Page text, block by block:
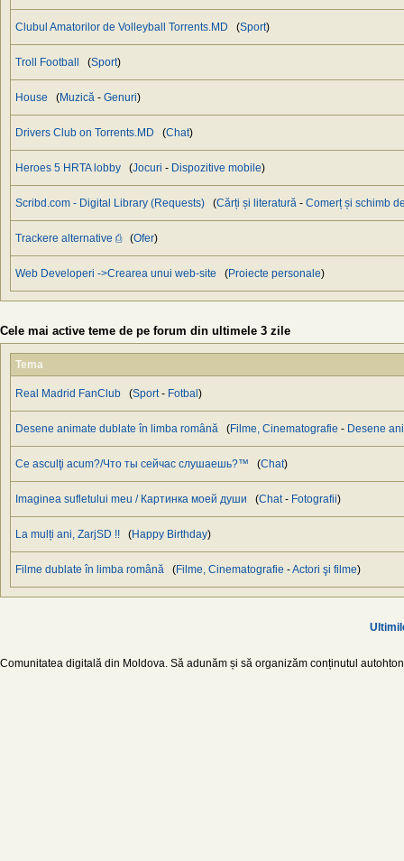
Clubul Amatorilor de Volleyball Torrents.MD (Sport)
Troll Football (Sport)
House (Muzică - Genuri)
Drivers Club on Torrents.MD (Chat)
Heroes 5 HRTA lobby (Jocuri - Dispozitive mobile)
Scribd.com - Digital Library (Requests) (Cărți și literatură - Сomerț și schimb
Trackere alternative ⎙(Ofer)
Web Developeri ->Crearea unui web-site (Proiecte personale)
Cele mai active teme de pe forum din ultimele 3 zile
Tema
Real Madrid FanClub (Sport- Fotbal )
Desene animate dublate în limba română (Filme, Cinematografie - Desene
Ce asculţi acum?/Что ты сейчас слушаешь?™ (Chat)
Imaginea sufletului meu / Картинка моей души (Chat- Fotografii)
La mulți ani, ZarjSD !! (Happy Birthday)
Filme dublate în limba română (Filme, Cinematografie -Actori şi filme)
Comunitatea digitală din Moldova. Să adunăm și să organizăm conținutul